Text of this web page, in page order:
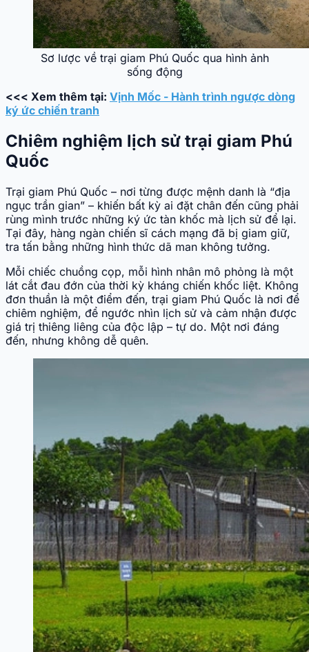
Sơ lược về trại giam Phú Quốc qua hình ảnh
sống động
<<< Xem thêm tại: Vịnh Mốc - Hành trình ngược dòng
ký ức chiến tranh
Chiêm nghiệm lịch sử trại giam Phú
Quốc
Trại giam Phú Quốc – nơi từng được mệnh danh là “địa
ngục trần gian” – khiến bất kỳ ai đặt chân đến cũng phải
rùng mình trước những ký ức tàn khốc mà lịch sử để lại.
Tại đây, hàng ngàn chiến sĩ cách mạng đã bị giam giữ,
tra tấn bằng những hình thức dã man không tưởng.
Mỗi chiếc chuồng cọp, mỗi hình nhân mô phỏng là một
lát cắt đau đớn của thời kỳ kháng chiến khốc liệt. Không
đơn thuần là một điểm đến, trại giam Phú Quốc là nơi để
chiêm nghiệm, để ngước nhìn lịch sử và cảm nhận được
giá trị thiêng liêng của độc lập – tự do. Một nơi đáng
đến, nhưng không dễ quên.